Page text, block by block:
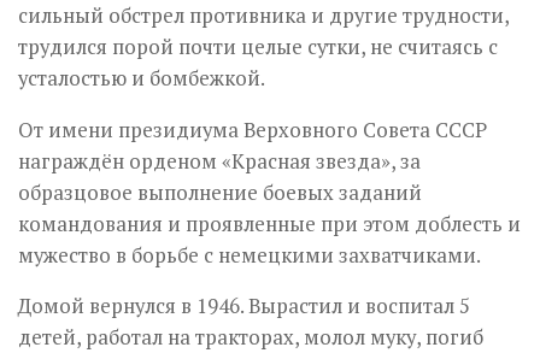
сильный обстрел противника и другие трудности,
трудился порой почти целые сутки, не считаясь с
усталостью и бомбежкой.
От имени президиума Верховного Совета СССР
награждён орденом «Красная звезда», за
образцовое выполнение боевых заданий
командования и проявленные при этом доблесть и
мужество в борьбе с немецкими захватчиками.
Домой вернулся в 1946. Вырастил и воспитал 5
детей, работал на тракторах, молол муку, погиб